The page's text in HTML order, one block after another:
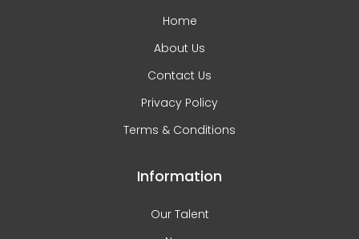
Home
About Us
Contact Us
Privacy Policy
Terms & Conditions
Information
Our Talent